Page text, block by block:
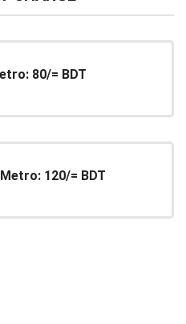
80/= BDT
120/= BDT